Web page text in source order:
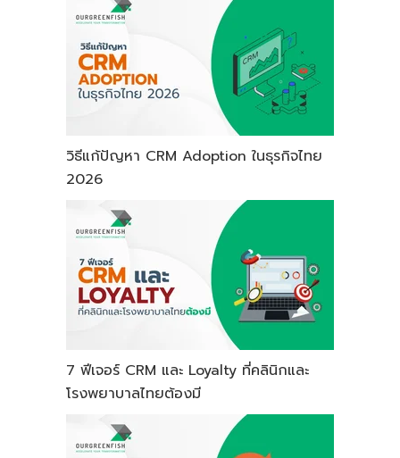
วิธีแก้ปัญหา CRM Adoption ในธุรกิจไทย
2026
7 ฟีเจอร์ CRM และ Loyalty ที่คลินิกและ
โรงพยาบาลไทยต้องมี